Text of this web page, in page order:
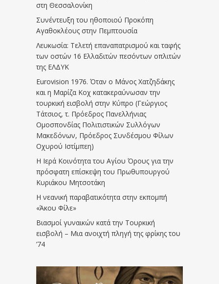
στη Θεσσαλονίκη
Συνέντευξη του ηθοποιού Προκόπη
Αγαθοκλέους στην Πεμπτουσία
Λευκωσία: Τελετή επαναπατρισμού και ταφής
των οστών 16 Ελλαδιτών πεσόντων οπλιτών
της ΕΛΔΥΚ
Eurovision 1976. Όταν ο Μάνος Χατζηδάκης
και η Μαρίζα Κοχ κατακεραύνωσαν την
τουρκική εισβολή στην Κύπρο (Γεώργιος
Τάτσιος, τ. Πρόεδρος Πανελλήνιας
Ομοσπονδίας Πολιτιστικών Συλλόγων
Μακεδόνων, Πρόεδρος Συνδέσμου Φίλων
Οχυρού Ιστίμπεη)
Η Ιερά Κοινότητα του Αγίου Όρους για την
πρόσφατη επίσκεψη του Πρωθυπουργού
Κυριάκου Μητσοτάκη
Η νεανική παραβατικότητα στην εκπομπή
«Άκου Φίλε»
Βιασμοί γυναικών κατά την Τουρκική
εισβολή – Μια ανοιχτή πληγή της φρίκης του
’74